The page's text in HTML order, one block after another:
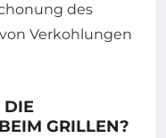
des
Verkohlungen
DIE
GRILLEN?